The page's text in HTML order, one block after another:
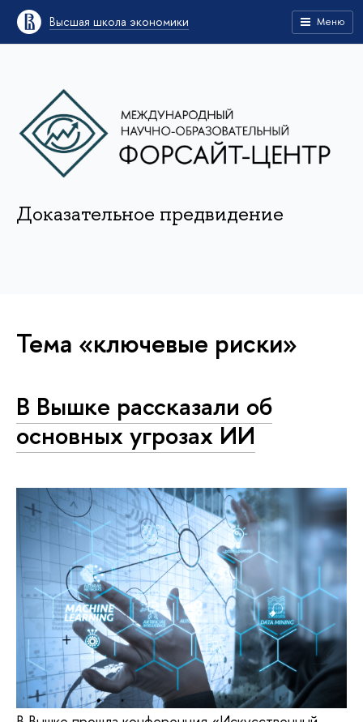
Высшая школа экономики Меню
Доказательное предвидение
Тема «ключевые риски»
В Вышке рассказали об
основных угрозах ИИ